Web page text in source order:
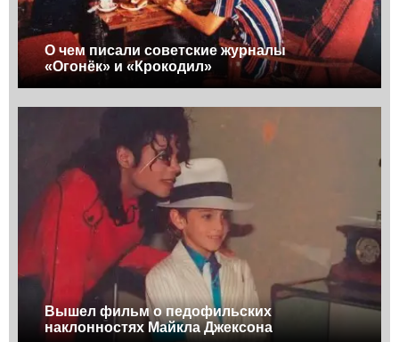
О чем писали советские журналы
«Огонёк» и «Крокодил»
Вышел фильм о педофильских
наклонностях Майкла Джексона